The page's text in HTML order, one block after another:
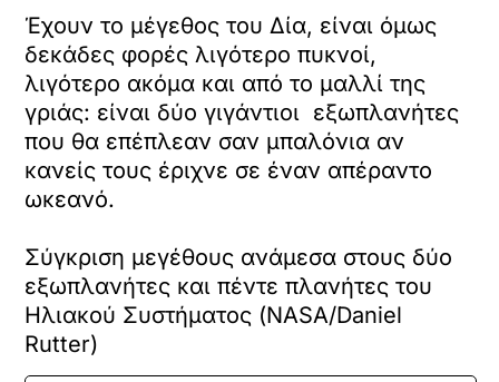
Έχουν το μέγεθος του Δία, είναι όμως
δεκάδες φορές λιγότερο πυκνοί,
λιγότερο ακόμα και από το μαλλί της
γριάς: είναι δύο γιγάντιοι εξωπλανήτες
που θα επέπλεαν σαν μπαλόνια αν
κανείς τους έριχνε σε έναν απέραντο
ωκεανό.
Σύγκριση μεγέθους ανάμεσα στους δύο
εξωπλανήτες και πέντε πλανήτες του
Ηλιακού Συστήματος (NASA/Daniel
Rutter)